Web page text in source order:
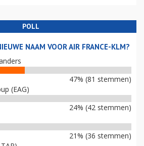
POLL
NAAM VOOR AIR FRANCE-KLM?
47% (81 stemmen)
(EAG)
24% (42 stemmen)
21% (36 stemmen)